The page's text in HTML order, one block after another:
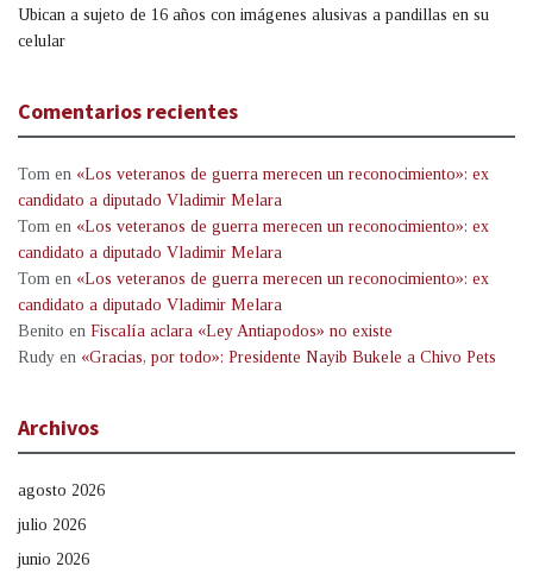
Ubican a sujeto de 16 años con imágenes alusivas a pandillas en su
celular
Comentarios recientes
Tom en «Los veteranos de guerra merecen un reconocimiento»: ex
candidato a diputado Vladimir Melara
Tom en «Los veteranos de guerra merecen un reconocimiento»: ex
candidato a diputado Vladimir Melara
Tom en «Los veteranos de guerra merecen un reconocimiento»: ex
candidato a diputado Vladimir Melara
Benito en Fiscalía aclara «Ley Antiapodos» no existe
Rudy en «Gracias, por todo»: Presidente Nayib Bukele a Chivo Pets
Archivos
agosto 2026
julio 2026
junio 2026